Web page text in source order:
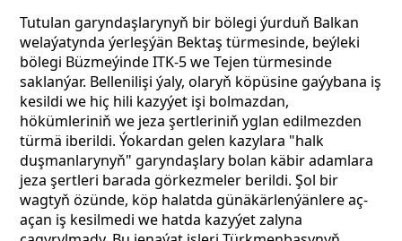
Tutulan garyndaşlarynyň bir bölegi ýurduň Balkan
welaýatynda ýerleşýän Bektaş türmesinde, beýleki
bölegi Büzmeýinde ITK-5 we Tejen türmesinde
saklanýar. Bellenilişi ýaly, olaryň köpüsine gaýybana iş
kesildi we hiç hili kazyýet işi bolmazdan,
hökümleriniň we jeza şertleriniň yglan edilmezden
türmä iberildi. Ýokardan gelen kazylara "halk
duşmanlarynyň" garyndaşlary bolan käbir adamlara
jeza şertleri barada görkezmeler berildi. Şol bir
wagtyň özünde, köp halatda günäkärlenýänlere aç-
açan iş kesilmedi we hatda kazyýet zalyna